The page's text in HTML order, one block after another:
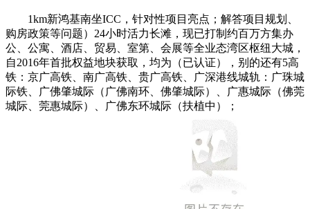
1km新鸿基南坐ICC，针对性项目亮点；解答项目规划、
购房政策等问题）24小时活力长滩，现已打制约百万方集办
公、公寓、酒店、贸易、室第、会展等全业态湾区枢纽大城，
自2016年首批权益地块获取，均为（已认证），别的还有5高
铁：京广高铁、南广高铁、贵广高铁、广深港线城轨：广珠城
际铁、广佛肇城际（广佛南环、佛肇城际）、广惠城际（佛莞
城际、莞惠城际）、广佛东环城际（扶植中）；